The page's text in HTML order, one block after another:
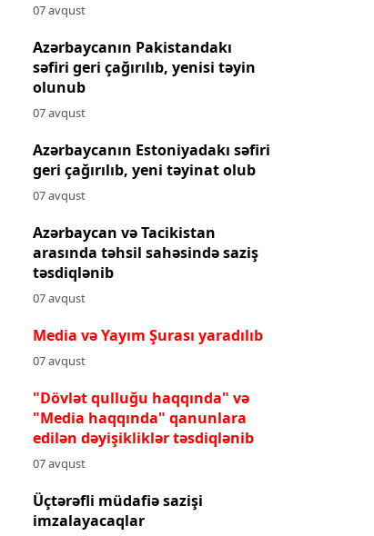
07 avqust
Azərbaycanın Pakistandakı
səfiri geri çağırılıb, yenisi təyin
olunub
07 avqust
Azərbaycanın Estoniyadakı səfiri
geri çağırılıb, yeni təyinat olub
07 avqust
Azərbaycan və Tacikistan
arasında təhsil sahəsində saziş
təsdiqlənib
07 avqust
Media və Yayım Şurası yaradılıb
07 avqust
"Dövlət qulluğu haqqında" və
"Media haqqında" qanunlara
edilən dəyişikliklər təsdiqlənib
07 avqust
Üçtərəfli müdafiə sazişi
imzalayacaqlar